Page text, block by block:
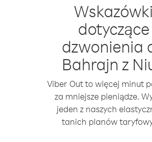
Wskazówki
dotyczące
dzwonienia
Bahrajn z
Viber Out to więcej minut
za mniejsze pieniądze.
jeden z naszych
tanich planów